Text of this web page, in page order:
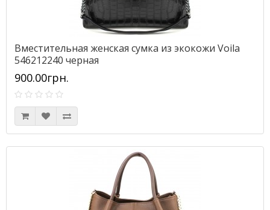
Вместительная женская сумка из экокожи Voila
546212240 черная
900.00грн.